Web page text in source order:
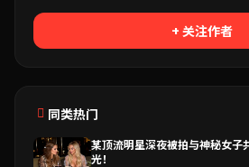
+ 关注作者
同类热门
某顶流明星深夜被拍与神秘女子
光！